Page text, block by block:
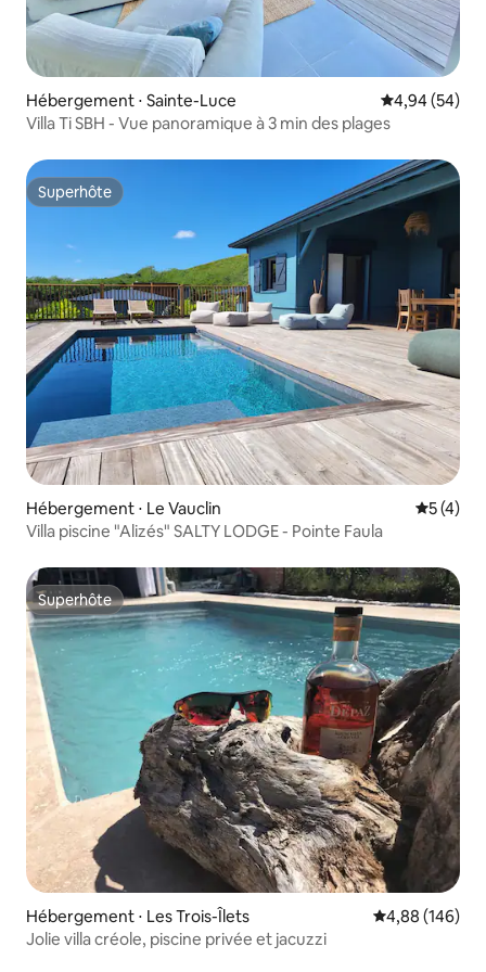
Hébergement ⋅ Sainte-Luce Évaluation
4,94 (54)
Villa Ti SBH - Vue panoramique à 3 min des plages
Superhôte
Superhôte
Hébergement ⋅ Le Vauclin
5 (4)
Villa piscine "Alizés" SALTY LODGE - Pointe Faula
Superhôte
Superhôte
Hébergement ⋅ Les Trois-Îlets Évaluation
4,88 (146)
Jolie villa créole, piscine privée et jacuzzi